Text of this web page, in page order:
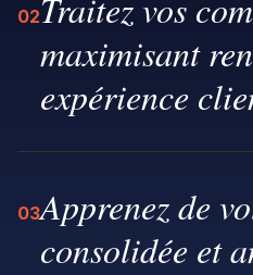
02Traitez vos
maximisant
expérience
03Apprenez de
consolidée et